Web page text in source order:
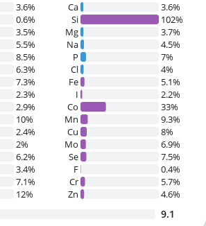
3.6%
0.6%
3.5%
5.5%
8.5%
6.3%
7.3%
2.3%
2.9%
10%
2.4%
2%
6.2%
3.4%
7.1%
12%
Ca
3.6%
Si
102%
Mg
3.7%
Na
4.5%
P
7%
Cl
4%
Fe
5.1%
I
2.2%
Co
33%
Mn
9.3%
Cu
8%
Mo
6.9%
Se
7.5%
F
0.4%
Cr
5.7%
Zn
4.6%
9.1